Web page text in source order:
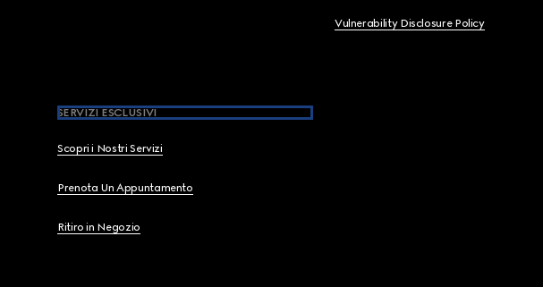
Vulnerability Disclosure Policy
SERVIZI ESCLUSIVI
Scopri i Nostri Servizi
Prenota Un Appuntamento
Ritiro in Negozio